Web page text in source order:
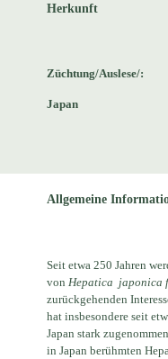
Herkunft
Züchtung/Auslese/:
Japan
Allgemeine
Seit etwa 250 Jahren
von Hepatica japonica
zurückgehenden
hat insbesondere seit
Japan stark
in Japan berühmten